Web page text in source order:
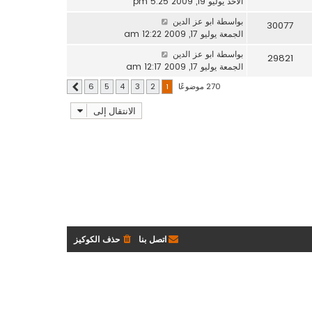
30077 بواسطة ابو عز الدين
الجمعة يوليو 17, 2009 12:22 am
29821 بواسطة ابو عز الدين
الجمعة يوليو 17, 2009 12:17 am
270 موضوعًا 1
2
3
4
5
6 التالي
الانتقال إلى
حذف الكوكيز اتصل بنا